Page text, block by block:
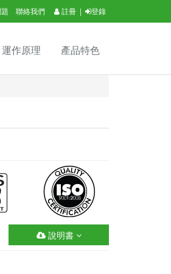
註冊 | 登錄
聯絡我們
運作原理 產品特色
說明書